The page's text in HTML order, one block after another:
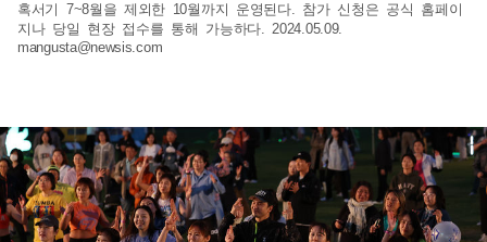
혹서기 7~8월을 제외한 10월까지 운영된다. 참가 신청은 공식 홈페이
지나 당일 현장 접수를 통해 가능하다. 2024.05.09.
mangusta@newsis.com